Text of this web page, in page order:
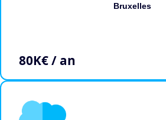
Bruxelles
80K€ / an